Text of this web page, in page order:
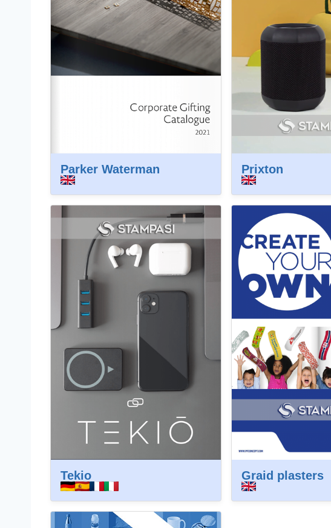
Parker Waterman Prixton
Tekio Graid plasters